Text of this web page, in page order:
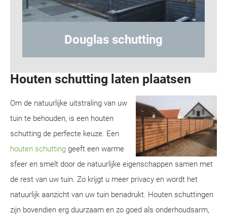
Hout-betonschutting
Houten schutting laten plaatsen
Om de natuurlijke uitstraling van uw
tuin te behouden, is een houten
schutting de perfecte keuze. Een
houten schutting geeft een warme
sfeer en smelt door de natuurlijke eigenschappen samen met
de rest van uw tuin. Zo krijgt u meer privacy en wordt het
natuurlijk aanzicht van uw tuin benadrukt. Houten schuttingen
zijn bovendien erg duurzaam en zo goed als onderhoudsarm,